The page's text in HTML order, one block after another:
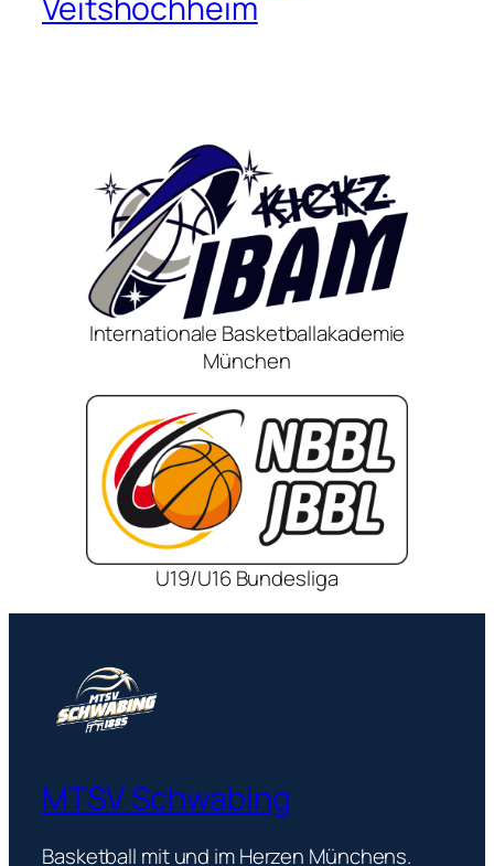
Internationale Basketballakademie
München
U19/U16 Bundesliga
MTSV Schwabing
Basketball mit und im Herzen Münchens.